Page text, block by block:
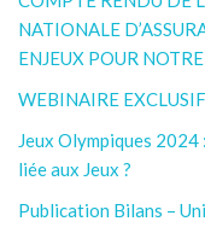
NATIONALE
ENJEUX POUR
WEBINAIRE
Jeux Olympiques
liée aux Jeux ?
Publication Bilans –